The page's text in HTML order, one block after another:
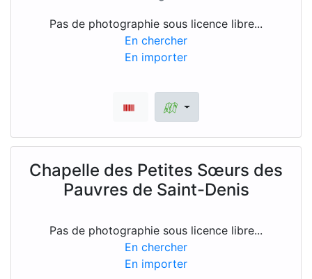
Pas de photographie sous licence libre...
En chercher
En importer
Chapelle des Petites Sœurs des
Pauvres de Saint-Denis
Pas de photographie sous licence libre...
En chercher
En importer